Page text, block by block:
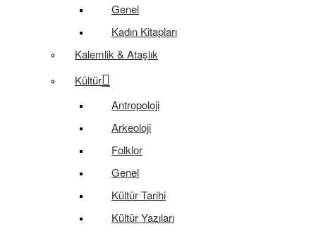
Genel
Kadın Kitapları
Kalemlik & Ataşlık
Kültür
Antropoloji
Arkeoloji
Folklor
Genel
Kültür Tarihi
Kültür Yazıları